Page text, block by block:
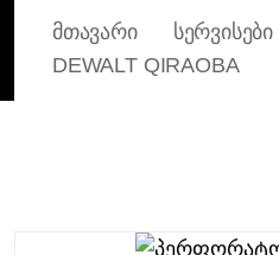
ᲛᲗᲐᲕᲐᲠᲘ
ᲡᲔᲠᲕᲘᲡᲔᲑᲘ
DEWALT QIRAOBA